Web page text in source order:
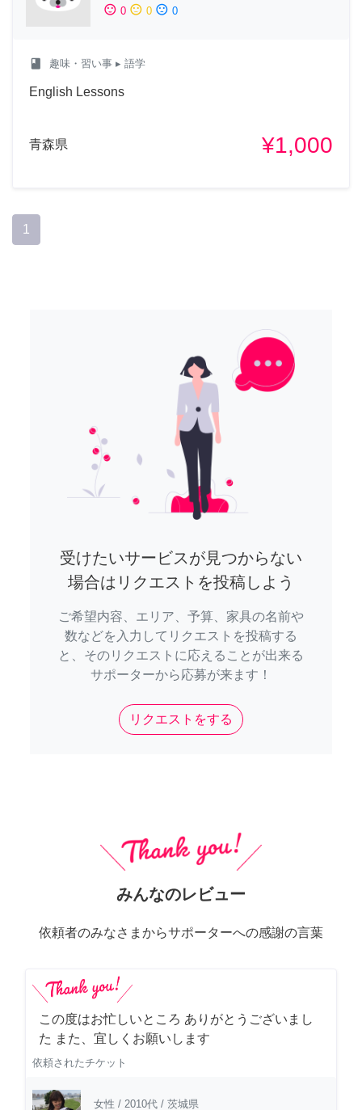
sentiment_satisfied 0 sentiment_neutral 0 sentiment_dissatisfied 0
class 趣味・習い事 ▸ 語学
English Lessons
青森県 ¥1,000
1
受けたいサービスが見つからない
場合はリクエストを投稿しよう
ご希望内容、エリア、予算、家具の名前や
数などを入力してリクエストを投稿する
と、そのリクエストに応えることが出来る
サポーターから応募が来ます！
リクエストをする
みんなのレビュー
依頼者のみなさまからサポーターへの感謝の言葉
この度はお忙しいところ ありがとうございまし
た また、宜しくお願いします
依頼されたチケット
女性 / 2010代 / 茨城県